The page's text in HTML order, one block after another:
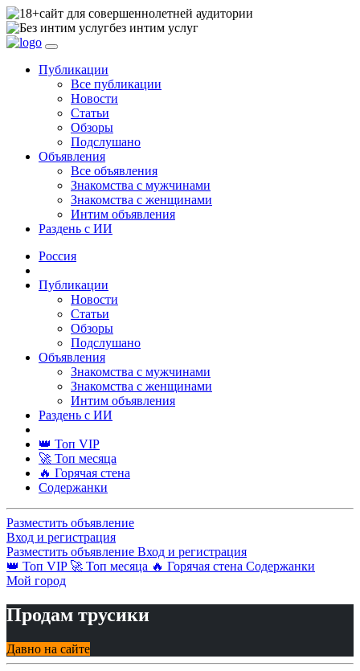
сайт для совершеннолетней аудитории
без интим услуг
Публикации
Все публикации
Новости
Статьи
Обзоры
Подслушано
Объявления
Все объявления
Знакомства с мужчинами
Знакомства с женщинами
Интим объявления
Раздень с ИИ
Россия
Публикации
Новости
Статьи
Обзоры
Подслушано
Объявления
Знакомства с мужчинами
Знакомства с женщинами
Интим объявления
Раздень с ИИ
👑 Топ VIP
🚀 Топ месяца
🔥 Горячая стена
Содержанки
Разместить объявление
Вход и регистрация
Разместить объявление Вход и регистрация
👑 Топ VIP 🚀 Топ месяца 🔥 Горячая стена Содержанки
Мой город
Продам трусики
Давно на сайте